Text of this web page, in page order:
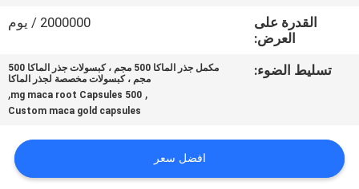
اتصل
جميع
القضايا
القدرة على
العرض:
2000000 / يوم
تسليط الضوء:
مكمل جذر الماكا 500 مجم ، كبسولات جذر الماكا 500
مجم ، كبسولات مخصصة لجذر الماكا
,
500 mg maca root Capsules
,
Custom maca gold capsules
افضل سعر